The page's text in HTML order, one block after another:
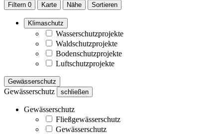
Filtern 0 Karte Nähe Sortieren
Klimaschutz
Wasserschutzprojekte
Waldschutzprojekte
Bodenschutzprojekte
Luftschutzprojekte
Gewässerschutz
Gewässerschutz schließen
Gewässerschutz
Fließgewässerschutz
Gewässerschutz